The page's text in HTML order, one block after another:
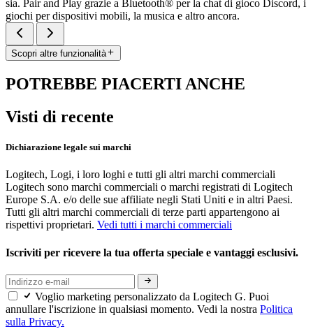
sia. Pair and Play grazie a Bluetooth® per la chat di gioco Discord, i
giochi per dispositivi mobili, la musica e altro ancora.
Scopri altre funzionalità
POTREBBE PIACERTI ANCHE
Visti di recente
Dichiarazione legale sui marchi
Logitech, Logi, i loro loghi e tutti gli altri marchi commerciali
Logitech sono marchi commerciali o marchi registrati di Logitech
Europe S.A. e/o delle sue affiliate negli Stati Uniti e in altri Paesi.
Tutti gli altri marchi commerciali di terze parti appartengono ai
rispettivi proprietari. Vedi tutti i marchi commerciali
Iscriviti per ricevere la tua offerta speciale e vantaggi esclusivi.
Voglio marketing personalizzato da Logitech G. Puoi
annullare l'iscrizione in qualsiasi momento. Vedi la nostra Politica
sulla Privacy.